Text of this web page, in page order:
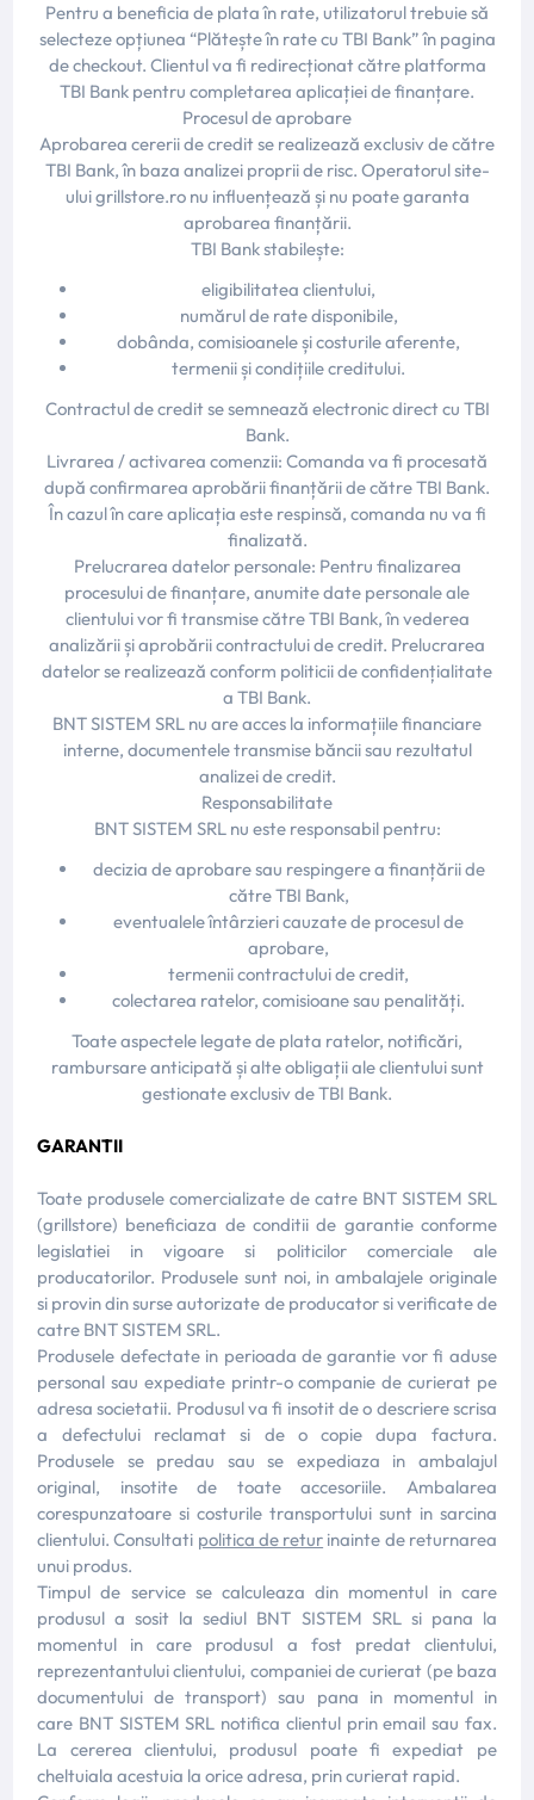
Pentru a beneficia de plata în rate, utilizatorul trebuie să
selecteze opțiunea “Plătește în rate cu TBI Bank” în pagina
de checkout. Clientul va fi redirecționat către platforma
TBI Bank pentru completarea aplicației de finanțare.
Procesul de aprobare
Aprobarea cererii de credit se realizează exclusiv de către
TBI Bank, în baza analizei proprii de risc. Operatorul site-
ului grillstore.ro nu influențează și nu poate garanta
aprobarea finanțării.
TBI Bank stabilește:
eligibilitatea clientului,
numărul de rate disponibile,
dobânda, comisioanele și costurile aferente,
termenii și condițiile creditului.
Contractul de credit se semnează electronic direct cu TBI
Bank.
Livrarea / activarea comenzii: Comanda va fi procesată
după confirmarea aprobării finanțării de către TBI Bank.
În cazul în care aplicația este respinsă, comanda nu va fi
finalizată.
Prelucrarea datelor personale: Pentru finalizarea
procesului de finanțare, anumite date personale ale
clientului vor fi transmise către TBI Bank, în vederea
analizării și aprobării contractului de credit. Prelucrarea
datelor se realizează conform politicii de confidențialitate
a TBI Bank.
BNT SISTEM SRL nu are acces la informațiile financiare
interne, documentele transmise băncii sau rezultatul
analizei de credit.
Responsabilitate
BNT SISTEM SRL nu este responsabil pentru:
decizia de aprobare sau respingere a finanțării de
către TBI Bank,
eventualele întârzieri cauzate de procesul de
aprobare,
termenii contractului de credit,
colectarea ratelor, comisioane sau penalități.
Toate aspectele legate de plata ratelor, notificări,
rambursare anticipată și alte obligații ale clientului sunt
gestionate exclusiv de TBI Bank.
GARANTII
Toate produsele comercializate de catre BNT SISTEM SRL
(grillstore) beneficiaza de conditii de garantie conforme
legislatiei in vigoare si politicilor comerciale ale
producatorilor. Produsele sunt noi, in ambalajele originale
si provin din surse autorizate de producator si verificate de
catre BNT SISTEM SRL.
Produsele defectate in perioada de garantie vor fi aduse
personal sau expediate printr-o companie de curierat pe
adresa societatii. Produsul va fi insotit de o descriere scrisa
a defectului reclamat si de o copie dupa factura.
Produsele se predau sau se expediaza in ambalajul
original, insotite de toate accesoriile. Ambalarea
corespunzatoare si costurile transportului sunt in sarcina
clientului. Consultati politica de retur inainte de returnarea
unui produs.
Timpul de service se calculeaza din momentul in care
produsul a sosit la sediul BNT SISTEM SRL si pana la
momentul in care produsul a fost predat clientului,
reprezentantului clientului, companiei de curierat (pe baza
documentului de transport) sau pana in momentul in
care BNT SISTEM SRL notifica clientul prin email sau fax.
La cererea clientului, produsul poate fi expediat pe
cheltuiala acestuia la orice adresa, prin curierat rapid.